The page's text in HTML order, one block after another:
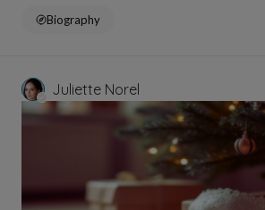
Biography
Juliette Norel